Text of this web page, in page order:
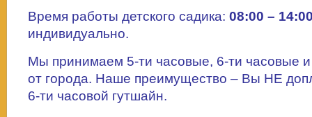
Время работы детского садика: 08:00 –
индивидуально.
Мы принимаем 5-ти часовые, 6-ти часовые
от города. Наше преимущество – Вы НЕ
6-ти часовой гутшайн.